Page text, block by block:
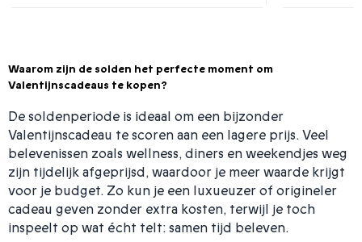
Waarom zijn de solden het perfecte moment om
Valentijnscadeaus te kopen?
De soldenperiode is ideaal om een bijzonder
Valentijnscadeau te scoren aan een lagere prijs. Veel
belevenissen zoals wellness, diners en weekendjes weg
zijn tijdelijk afgeprijsd, waardoor je meer waarde krijgt
voor je budget. Zo kun je een luxueuzer of origineler
cadeau geven zonder extra kosten, terwijl je toch
inspeelt op wat écht telt: samen tijd beleven.